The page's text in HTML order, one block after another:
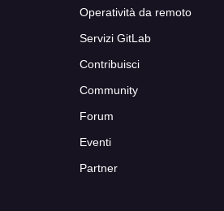
Operatività da remoto
Servizi GitLab
Contribuisci
Community
Forum
Eventi
Partner